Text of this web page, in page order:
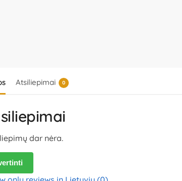
Atsiliepimai 0
dar nėra.